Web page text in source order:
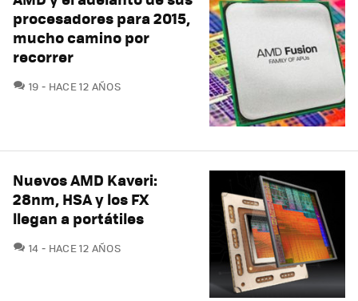
procesadores para 2015,
mucho camino por
recorrer
19 COMENTARIOS
HACE 12 AÑOS
Nuevos AMD Kaveri:
28nm, HSA y los FX
llegan a portátiles
14 COMENTARIOS
HACE 12 AÑOS